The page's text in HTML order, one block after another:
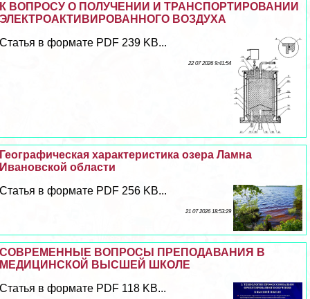
К ВОПРОСУ О ПОЛУЧЕНИИ И ТРАНСПОРТИРОВАНИИ
ЭЛЕКТРОАКТИВИРОВАННОГО ВОЗДУХА
Статья в формате PDF 239 KB...
22 07 2026 9:41:54
Географическая хаpaктеристика озера Ламна
Ивановской области
Статья в формате PDF 256 KB...
21 07 2026 18:53:29
СОВРЕМЕННЫЕ ВОПРОСЫ ПРЕПОДАВАНИЯ В
МЕДИЦИНСКОЙ ВЫСШЕЙ ШКОЛЕ
Статья в формате PDF 118 KB...